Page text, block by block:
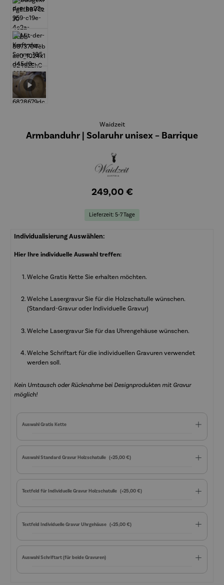
Waidzeit
Armbanduhr | Solaruhr unisex – Barrique
249,00 €
Lieferzeit: 5-7 Tage
Individualisierung Auswählen:
Hier Ihre individuelle Auswahl treffen:
Welche Gratis Kette Sie erhalten möchten.
Welche Lasergravur Sie für die Holzschatulle wünschen.
(Standard-Gravur oder Individuelle Gravur)
Welche Lasergravur Sie für das Uhrengehäuse wünschen.
Welche Schriftart für die individuellen Gravuren verwendet
werden soll.
Kein Umtausch oder Rücknahme bei Designprodukten mit Gravur
möglich!
Auswahl Gratis Kette
Auswahl Standard Gravur Holzschatulle (+25,00 €)
Textfeld für Individuelle Gravur Holzschatulle (+25,00 €)
Textfeld Individuelle Gravur Uhrgehäuse (+25,00 €)
Auswahl Schriftart (für beide Gravuren)